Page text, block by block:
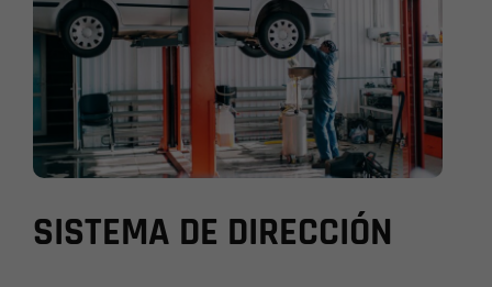
SISTEMA DE DIRECCIÓN